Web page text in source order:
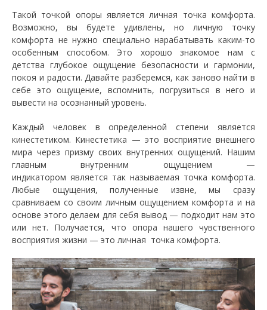
Такой точкой опоры является личная точка комфорта.
Возможно, вы будете удивлены, но личную точку
комфорта не нужно специально нарабатывать каким-то
особенным способом. Это хорошо знакомое нам с
детства глубокое ощущение безопасности и гармонии,
покоя и радости. Давайте разберемся, как заново найти в
себе это ощущение, вспомнить, погрузиться в него и
вывести на осознанный уровень.
Каждый человек в определенной степени является
кинестетиком. Кинестетика — это восприятие внешнего
мира через призму своих внутренних ощущений. Нашим
главным внутренним ощущением —
индикатором является так называемая точка комфорта.
Любые ощущения, полученные извне, мы сразу
сравниваем со своим личным ощущением комфорта и на
основе этого делаем для себя вывод — подходит нам это
или нет. Получается, что опора нашего чувственного
восприятия жизни — это личная точка комфорта.